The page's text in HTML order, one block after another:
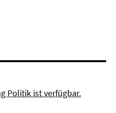
Politik ist verfügbar.